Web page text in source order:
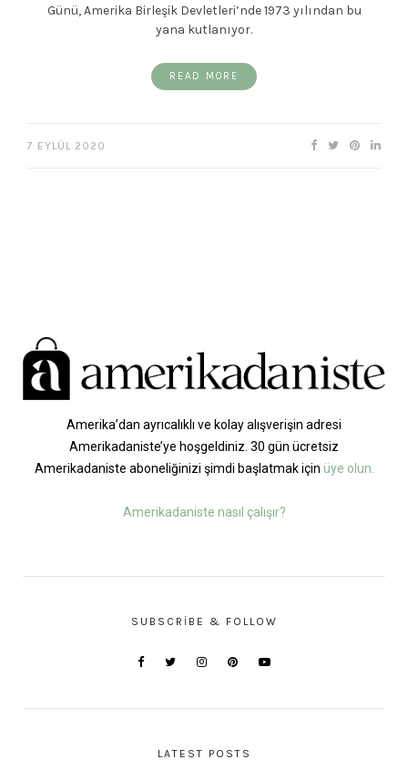
Günü, Amerika Birleşik Devletleri’nde 1973 yılından bu
yana kutlanıyor.
READ MORE
7 EYLÜL 2020
Amerika’dan ayrıcalıklı ve kolay alışverişin adresi
Amerikadaniste’ye hoşgeldiniz. 30 gün ücretsiz
Amerikadaniste aboneliğinizi şimdi başlatmak için üye olun.
Amerikadaniste nasıl çalışır?
SUBSCRIBE & FOLLOW
LATEST POSTS